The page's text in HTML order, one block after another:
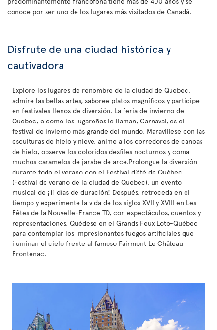
conoce por ser uno de los lugares más visitados de Canadá.
Disfrute de una ciudad histórica y
cautivadora
Explore los lugares de renombre de la ciudad de Quebec,
admire las bellas artes, saboree platos magníficos y participe
en festivales llenos de diversión. La feria de invierno de
Quebec, o como los lugareños le llaman, Carnaval, es el
festival de invierno más grande del mundo. Maravíllese con las
esculturas de hielo y nieve, anime a los corredores de canoas
de hielo, observe los coloridos desfiles nocturnos y coma
muchos caramelos de jarabe de arce.Prolongue la diversión
durante todo el verano con el Festival d’été de Québec
(Festival de verano de la ciudad de Quebec), un evento
musical de ¡11 días de duración! Después, retroceda en el
tiempo y experimente la vida de los siglos XVII y XVIII en Les
Fêtes de la Nouvelle-France TD, con espectáculos, cuentos y
representaciones. Quédese en el Grands Feux Loto-Québec
para contemplar los impresionantes fuegos artificiales que
iluminan el cielo frente al famoso Fairmont Le Château
Frontenac.